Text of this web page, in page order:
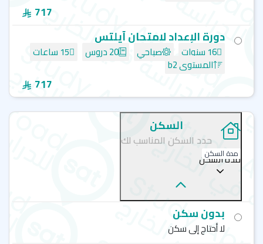
717
دورة الإعداد لامتحان آيلتس
16 سنوات صباحي 20 دروس 15 ساعات
المستوى b2
717
السكن
حدد السكن المناسب لك
مدة السكن
مدة السكن
بدون سكن
لا أحتاج إلى سكن